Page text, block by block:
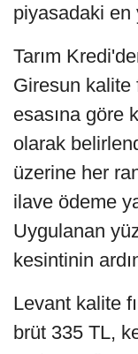
piyasadaki en
Tarım
Giresun kalite
esasına göre
olarak
üzerine her
ilave ödeme
Uygulanan
kesintinin
Levant kalite
brüt 335 TL,